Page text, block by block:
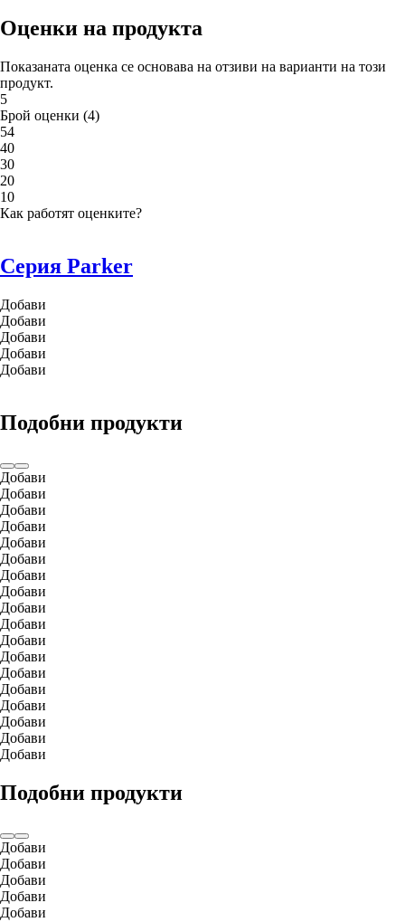
Оценки на продукта
Показаната оценка се основава на отзиви на варианти на този
продукт.
5
Брой оценки (4)
54
40
30
20
10
Как работят оценките?
Серия Parker
Добави
Добави
Добави
Добави
Добави
Подобни продукти
Добави
Добави
Добави
Добави
Добави
Добави
Добави
Добави
Добави
Добави
Добави
Добави
Добави
Добави
Добави
Добави
Добави
Добави
Подобни продукти
Добави
Добави
Добави
Добави
Добави